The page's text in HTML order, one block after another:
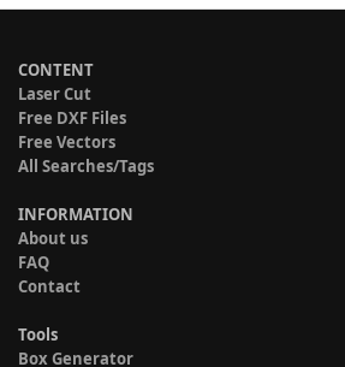
CONTENT
Laser Cut
Free DXF Files
Free Vectors
All Searches/Tags
INFORMATION
About us
FAQ
Contact
Tools
Box Generator